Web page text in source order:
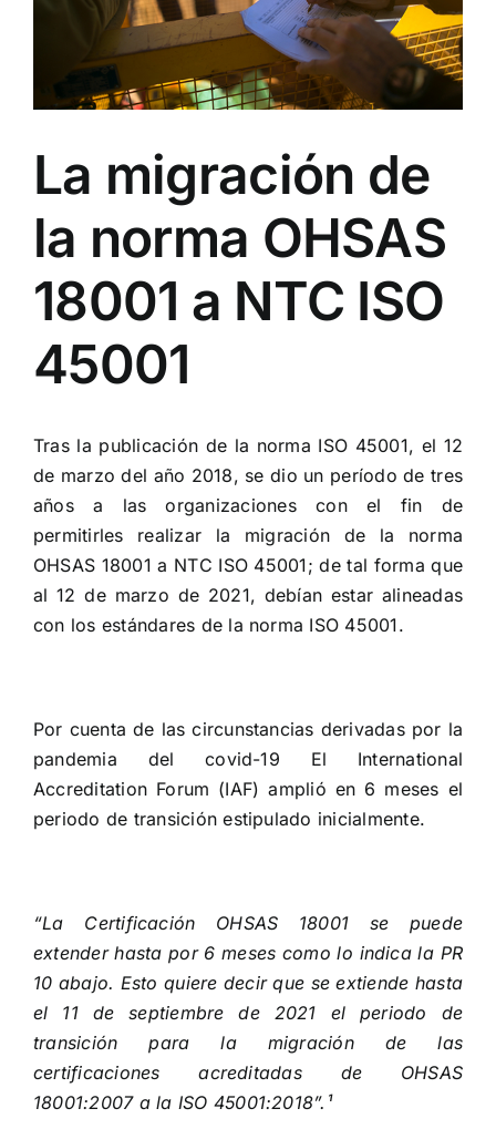
La migración de
la norma OHSAS
18001 a NTC ISO
45001
Tras la publicación de la norma ISO 45001, el 12
de marzo del año 2018, se dio un período de tres
años a las organizaciones con el fin de
permitirles realizar la migración de la norma
OHSAS 18001 a NTC ISO 45001; de tal forma que
al 12 de marzo de 2021, debían estar alineadas
con los estándares de la norma ISO 45001.
Por cuenta de las circunstancias derivadas por la
pandemia del covid-19 El International
Accreditation Forum (IAF) amplió en 6 meses el
periodo de transición estipulado inicialmente.
“La Certificación OHSAS 18001 se puede
extender hasta por 6 meses como lo indica la PR
10 abajo. Esto quiere decir que se extiende hasta
el 11 de septiembre de 2021 el periodo de
transición para la migración de las
certificaciones acreditadas de OHSAS
18001:2007 a la ISO 45001:2018”.¹